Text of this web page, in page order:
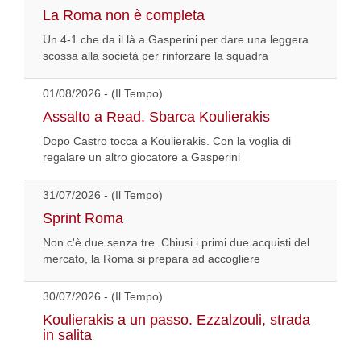
La Roma non è completa
Un 4-1 che da il là a Gasperini per dare una leggera
scossa alla società per rinforzare la squadra
01/08/2026 - (Il Tempo)
Assalto a Read. Sbarca Koulierakis
Dopo Castro tocca a Koulierakis. Con la voglia di
regalare un altro giocatore a Gasperini
31/07/2026 - (Il Tempo)
Sprint Roma
Non c'è due senza tre. Chiusi i primi due acquisti del
mercato, la Roma si prepara ad accogliere
30/07/2026 - (Il Tempo)
Koulierakis a un passo. Ezzalzouli, strada
in salita